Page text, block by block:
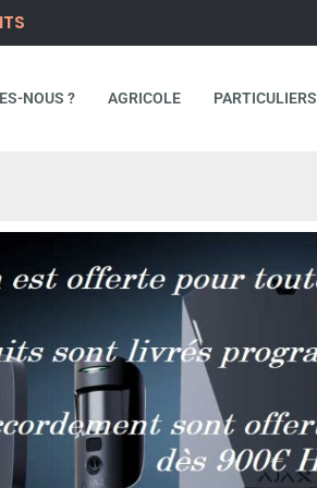
NOUS ? AGRICOLE PARTICULIERS